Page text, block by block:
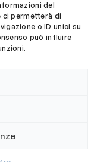
del
ci permetterà di
o ID unici su
può influire